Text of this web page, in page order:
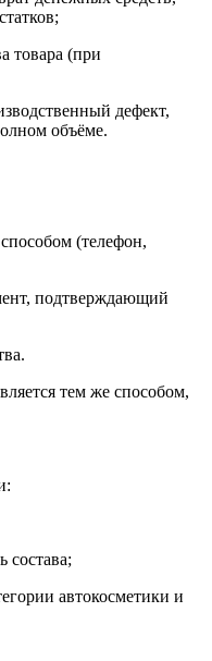
товара (при
дефект,
объёме.
(телефон,
подтверждающий
тем же способом,
состава;
автокосметики и